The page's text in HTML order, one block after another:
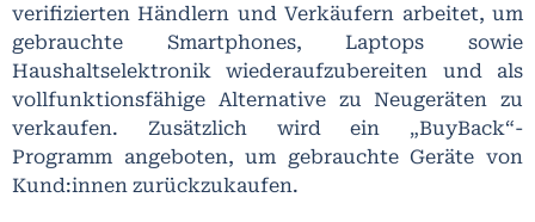
verifizierten Händlern und Verkäufern arbeitet, um
gebrauchte Smartphones, Laptops sowie
Haushaltselektronik wiederaufzubereiten und als
vollfunktionsfähige Alternative zu Neugeräten zu
verkaufen. Zusätzlich wird ein „BuyBack“-
Programm angeboten, um gebrauchte Geräte von
Kund:innen zurückzukaufen.